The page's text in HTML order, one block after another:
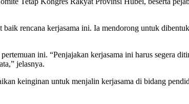
rencana kerjasama ini. Ia mendorong untuk
ini. “Penjajakan kerjasama ini harus segera
jelasnya.
keinginan untuk menjalin kerjasama di bidang